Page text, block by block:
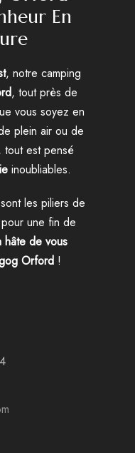
En
, notre camping
, tout près de
vous soyez en
plein air ou de
tout est pensé
inoubliables.
les piliers de
une fin de
hâte de vous
Orford!